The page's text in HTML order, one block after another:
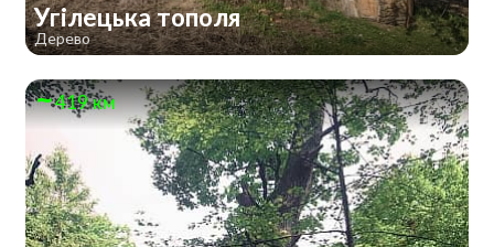
Угілецька тополя
Дерево
419 км